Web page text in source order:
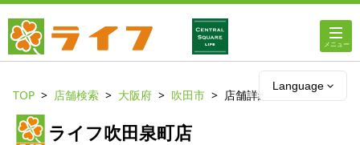
Language
店舗・チラシ情報
TOP 店舗検索 大阪府 吹田市 店舗詳細
ライフ吹田泉町店